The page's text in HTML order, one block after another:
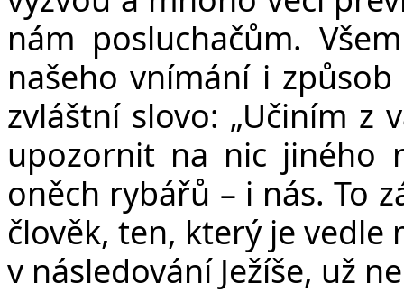
nám posluchačům.
našeho vnímání i
zvláštní slovo: „Učiním z
upozornit na nic jiného
oněch rybářů – i nás. To
člověk, ten, který je vedle
v následování Ježíše, už